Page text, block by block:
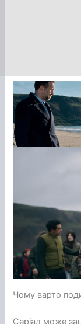
Чому варто
Серіал може